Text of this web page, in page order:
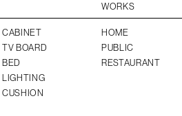
CABINET
TV BOARD
BED
LIGHTING
CUSHION
WORKS
HOME
PUBLIC
RESTAURANT